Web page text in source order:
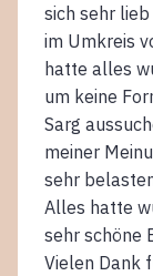
sich sehr
im Umkreis
hatte alles
um keine
Sarg
meiner
sehr
Alles hatte
sehr schöne
Vielen Dank